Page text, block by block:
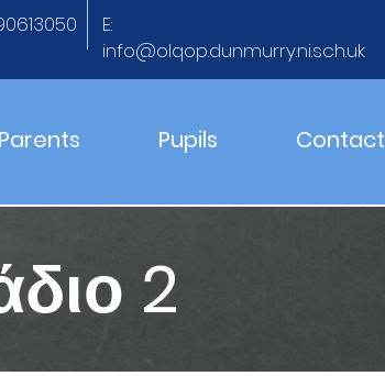
Parents Pupils Contact
E:
info@olqop.dunmurry.ni.sch.uk
2